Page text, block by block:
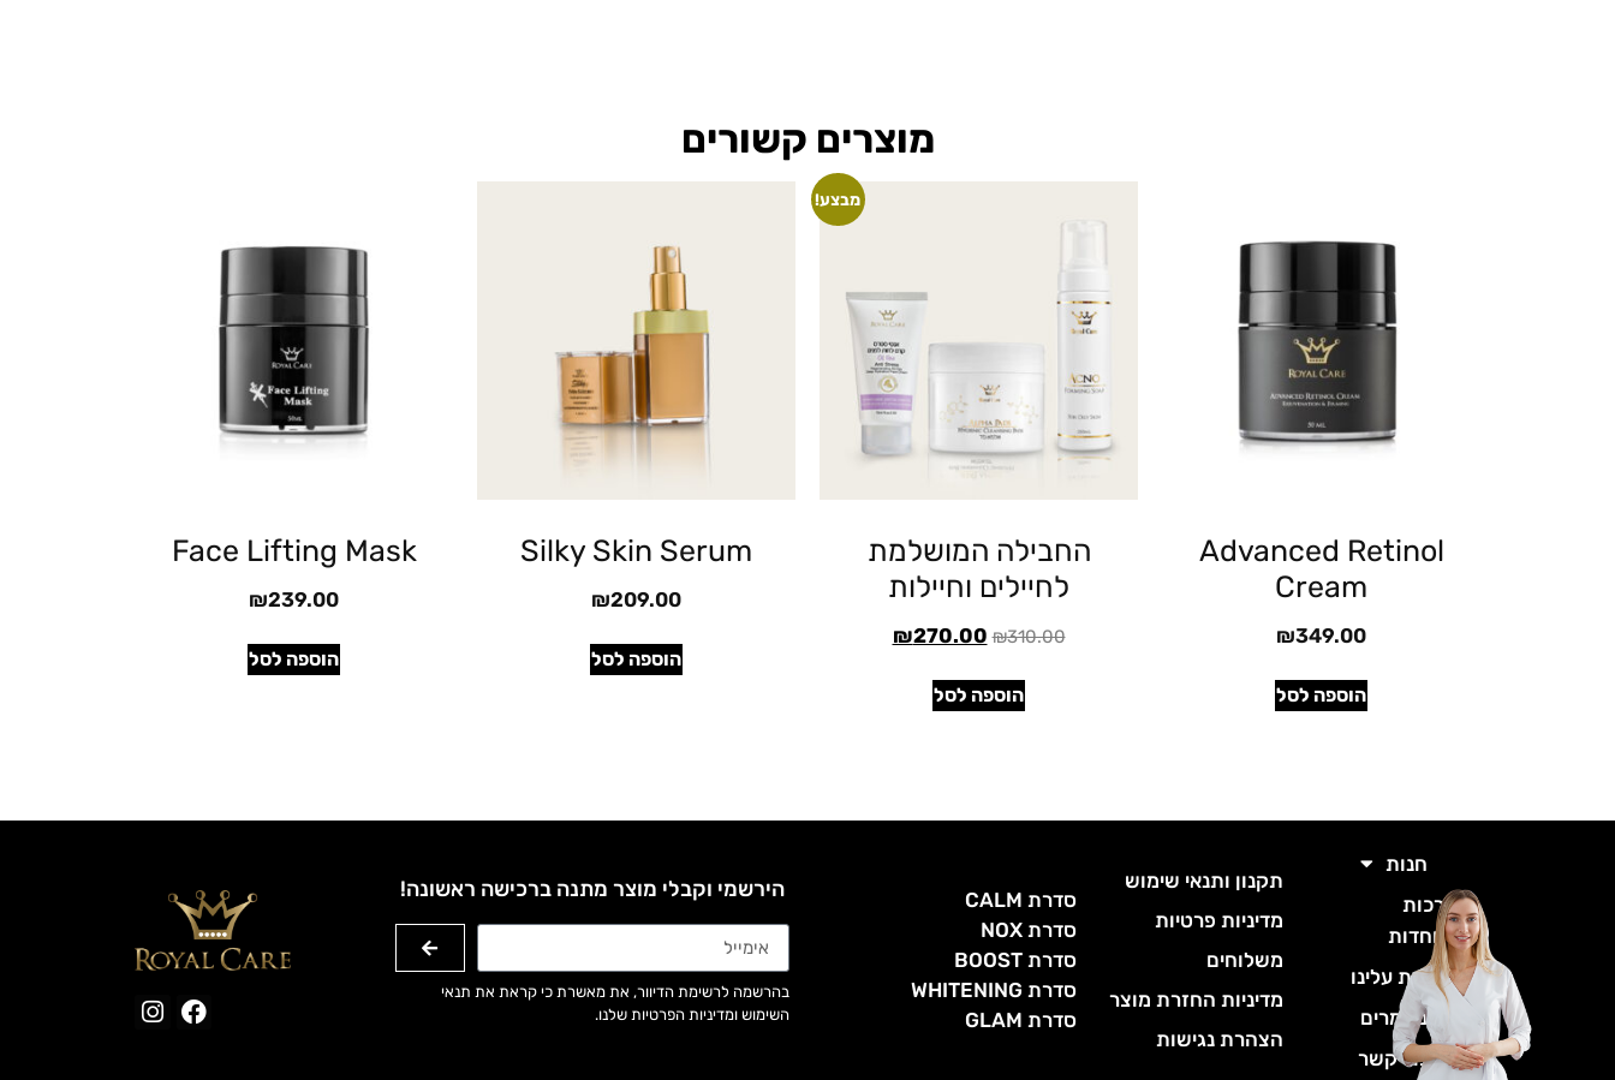
מוצרים קשורים
Advanced Retinol
Cream
₪349.00
הוספה לסל
מבצע!
החבילה המושלמת
לחיילים וחיילות
₪310.00
₪270.00
הוספה לסל
Silky Skin Serum
₪209.00
הוספה לסל
Face Lifting Mask
₪239.00
הוספה לסל
חנות
ערכות
מיוחדות
קצת עלינו
מאמרים
צור קשר
תקנון ותנאי שימוש
מדיניות פרטיות
משלוחים
מדיניות החזרת מוצר
הצהרת נגישות
סדרת CALM
סדרת NOX
סדרת BOOST
סדרת WHITENING
סדרת GLAM
הירשמי וקבלי מוצר מתנה ברכישה ראשונה!
בהרשמה לרשימת הדיוור, את מאשרת כי קראת את תנאי
השימוש ומדיניות הפרטיות שלנו.